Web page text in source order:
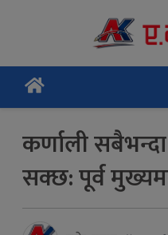
कर्णाली सबैभन्दा
सक्छ: पूर्व